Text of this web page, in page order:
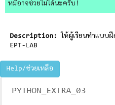
หมีอาจช่วยไม่ได้นะครับ!
Description:
ให้ผู้เรียนทำแบบฝึ
EPT-LAB
Help/ช่วยเหลือ
PYTHON_EXTRA_03